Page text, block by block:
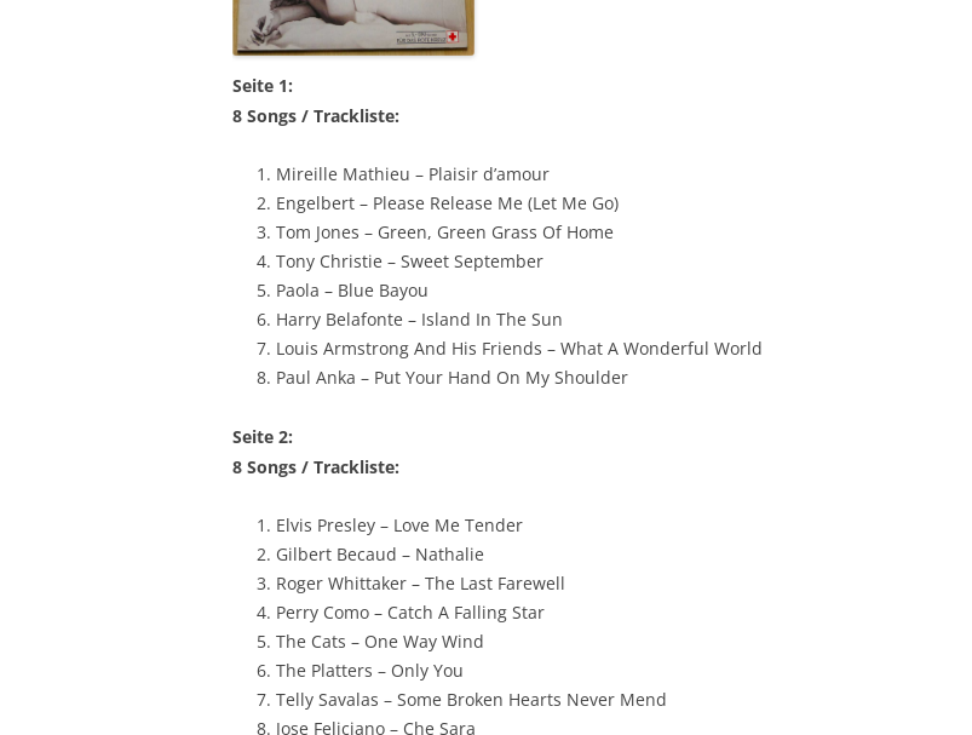
Seite 1:
8 Songs / Trackliste:
Mireille Mathieu – Plaisir d’amour
Engelbert – Please Release Me (Let Me Go)
Tom Jones – Green, Green Grass Of Home
Tony Christie – Sweet September
Paola – Blue Bayou
Harry Belafonte – Island In The Sun
Louis Armstrong And His Friends – What A Wonderful World
Paul Anka – Put Your Hand On My Shoulder
Seite 2:
8 Songs / Trackliste:
Elvis Presley – Love Me Tender
Gilbert Becaud – Nathalie
Roger Whittaker – The Last Farewell
Perry Como – Catch A Falling Star
The Cats – One Way Wind
The Platters – Only You
Telly Savalas – Some Broken Hearts Never Mend
Jose Feliciano – Che Sara